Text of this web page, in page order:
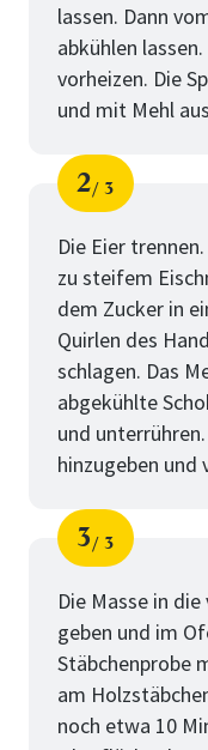
lassen. Dann
abkühlen
vorheizen. Die
und mit Mehl
Schritt
2
von
3
Die Eier
zu steifem
dem Zucker in
Quirlen des
schlagen. Das
abgekühlte
und
hinzugeben und
Schritt
3
von
3
Die Masse in
geben und im
Stäbchenprobe
am
noch etwa 10